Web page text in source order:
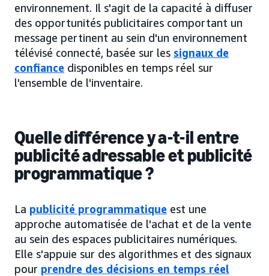
environnement. Il s'agit de la capacité à diffuser
des opportunités publicitaires comportant un
message pertinent au sein d'un environnement
télévisé connecté, basée sur les signaux de
confiance disponibles en temps réel sur
l'ensemble de l'inventaire.
Quelle différence y a-t-il entre
publicité adressable et publicité
programmatique ?
La publicité programmatique est une
approche automatisée de l'achat et de la vente
au sein des espaces publicitaires numériques.
Elle s'appuie sur des algorithmes et des signaux
pour prendre des décisions en temps réel